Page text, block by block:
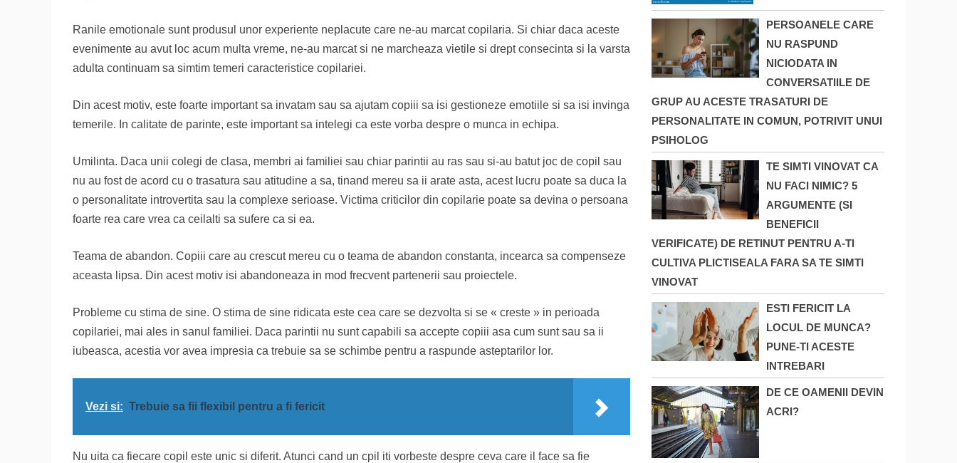
Ranile emotionale sunt produsul unor experiente neplacute care ne-au marcat copilaria. Si chiar daca aceste
evenimente au avut loc acum multa vreme, ne-au marcat si ne marcheaza vietile si drept consecinta si la varsta
adulta continuam sa simtim temeri caracteristice copilariei.
Din acest motiv, este foarte important sa invatam sau sa ajutam copiii sa isi gestioneze emotiile si sa isi invinga
temerile. In calitate de parinte, este important sa intelegi ca este vorba despre o munca in echipa.
Umilinta. Daca unii colegi de clasa, membri ai familiei sau chiar parintii au ras sau si-au batut joc de copil sau
nu au fost de acord cu o trasatura sau atitudine a sa, tinand mereu sa ii arate asta, acest lucru poate sa duca la
o personalitate introvertita sau la complexe serioase. Victima criticilor din copilarie poate sa devina o persoana
foarte rea care vrea ca ceilalti sa sufere ca si ea.
Teama de abandon. Copiii care au crescut mereu cu o teama de abandon constanta, incearca sa compenseze
aceasta lipsa. Din acest motiv isi abandoneaza in mod frecvent partenerii sau proiectele.
Probleme cu stima de sine. O stima de sine ridicata este cea care se dezvolta si se « creste » in perioada
copilariei, mai ales in sanul familiei. Daca parintii nu sunt capabili sa accepte copiii asa cum sunt sau sa ii
iubeasca, acestia vor avea impresia ca trebuie sa se schimbe pentru a raspunde asteptarilor lor.
Vezi si: Trebuie sa fii flexibil pentru a fi fericit
Nu uita ca fiecare copil este unic si diferit. Atunci cand un cpil iti vorbeste despre ceva care il face sa fie
PERSOANELE CARE
NU RASPUND
NICIODATA IN
CONVERSATIILE DE
GRUP AU ACESTE TRASATURI DE
PERSONALITATE IN COMUN, POTRIVIT UNUI
PSIHOLOG
TE SIMTI VINOVAT CA
NU FACI NIMIC? 5
ARGUMENTE (SI
BENEFICII
VERIFICATE) DE RETINUT PENTRU A-TI
CULTIVA PLICTISEALA FARA SA TE SIMTI
VINOVAT
ESTI FERICIT LA
LOCUL DE MUNCA?
PUNE-TI ACESTE
INTREBARI
DE CE OAMENII DEVIN
ACRI?